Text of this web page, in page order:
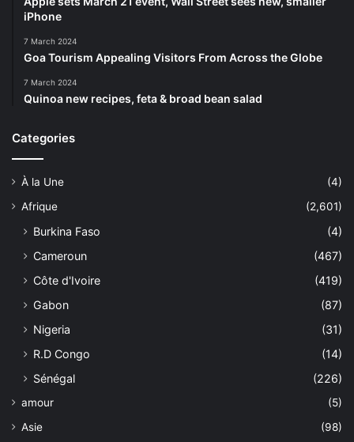
iPhone
7 March 2024
Goa Tourism Appealing Visitors From Across the Globe
7 March 2024
Quinoa new recipes, feta & broad bean salad
Categories
À la Une
(4)
Afrique
(2,601)
Burkina Faso
(4)
Cameroun
(467)
Côte d'Ivoire
(419)
Gabon
(87)
Nigeria
(31)
R.D Congo
(14)
Sénégal
(226)
amour
(5)
Asie
(98)